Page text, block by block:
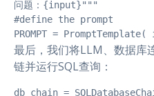
问题：{input}"""
#define the prompt
PROMPT =
最后，我们将LLM、数据库
链并运行SQL查询：
db_chain =